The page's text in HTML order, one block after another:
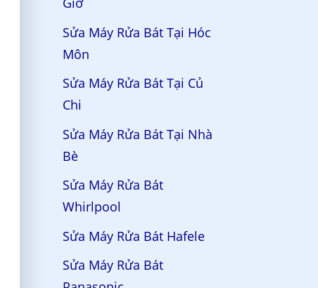
Sửa Máy Rửa Bát Tại Hóc
Môn
Sửa Máy Rửa Bát Tại Củ
Chi
Sửa Máy Rửa Bát Tại Nhà
Bè
Sửa Máy Rửa Bát
Whirlpool
Sửa Máy Rửa Bát Hafele
Sửa Máy Rửa Bát